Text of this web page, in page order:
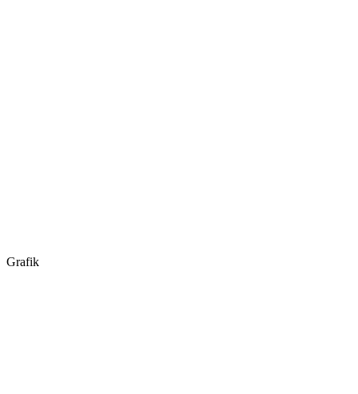
Grafik